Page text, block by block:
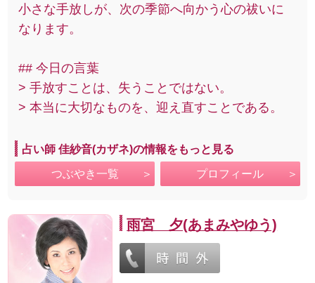
小さな手放しが、次の季節へ向かう心の祓いに
なります。
## 今日の言葉
> 手放すことは、失うことではない。
> 本当に大切なものを、迎え直すことである。
占い師 佳紗音(カザネ)の情報をもっと見る
つぶやき一覧 プロフィール
雨宮 夕(あまみやゆう)